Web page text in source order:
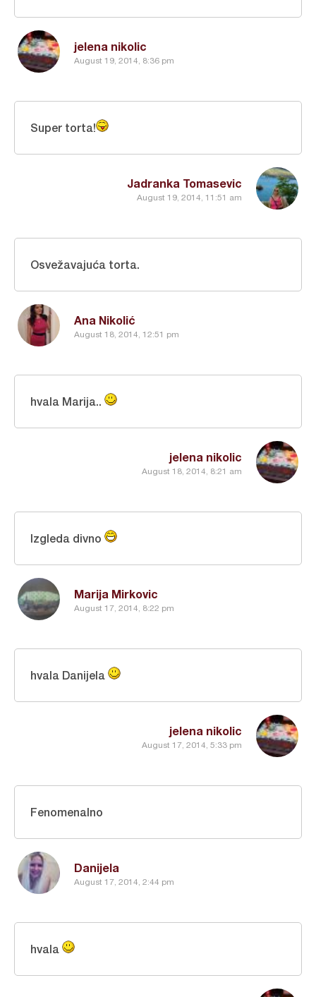
jelena nikolic
August 19, 2014, 8:36 pm
Jadranka Tomasevic
August 19, 2014, 11:51 am
Super torta!
Ana Nikolić
August 18, 2014, 12:51 pm
Osvežavajuća torta.
jelena nikolic
August 18, 2014, 8:21 am
hvala Marija..
Marija Mirkovic
August 17, 2014, 8:22 pm
Izgleda divno
jelena nikolic
August 17, 2014, 5:33 pm
hvala Danijela
Danijela
August 17, 2014, 2:44 pm
Fenomenalno
hvala